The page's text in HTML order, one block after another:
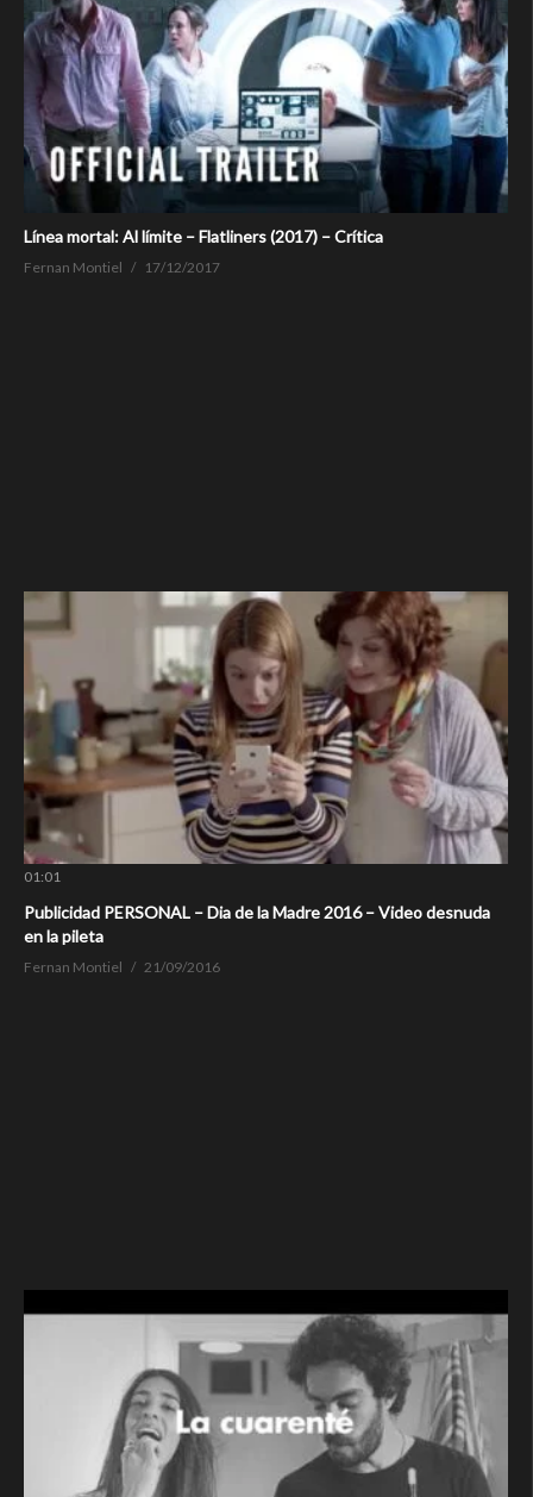
Línea mortal: Al límite – Flatliners (2017) – Crítica
Fernan Montiel 17/12/2017
01:01
Publicidad PERSONAL – Dia de la Madre 2016 – Video desnuda
en la pileta
Fernan Montiel 21/09/2016